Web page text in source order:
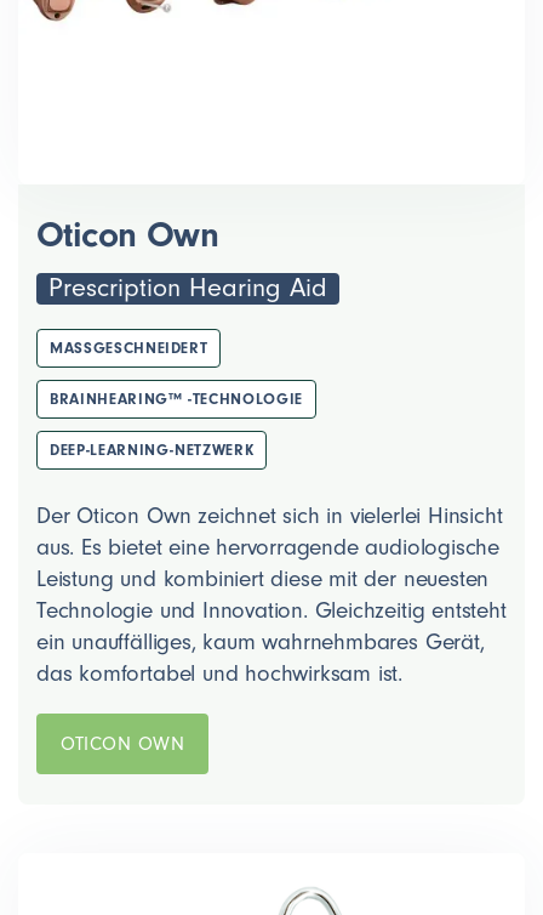
Oticon Own
Prescription Hearing Aid
MASSGESCHNEIDERT
BRAINHEARING™ -TECHNOLOGIE
DEEP-LEARNING-NETZWERK
Der Oticon Own zeichnet sich in vielerlei Hinsicht
aus. Es bietet eine hervorragende audiologische
Leistung und kombiniert diese mit der neuesten
Technologie und Innovation. Gleichzeitig entsteht
ein unauffälliges, kaum wahrnehmbares Gerät,
das komfortabel und hochwirksam ist.
OTICON OWN